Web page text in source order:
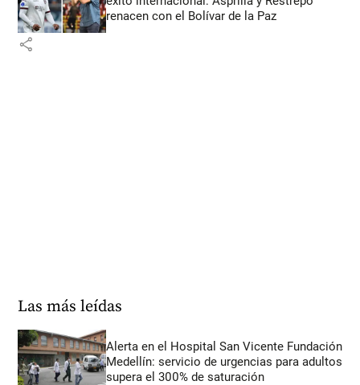
renacen con el Bolívar de la Paz
share
Las más leídas
Alerta en el Hospital San Vicente Fundación
Medellín: servicio de urgencias para adultos
supera el 300% de saturación